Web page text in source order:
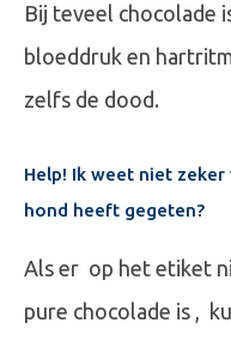
Bij teveel chocolade
bloeddruk en
zelfs de dood.
Help! Ik weet niet
hond heeft gegeten?
Als er op het etiket
pure chocolade is ,